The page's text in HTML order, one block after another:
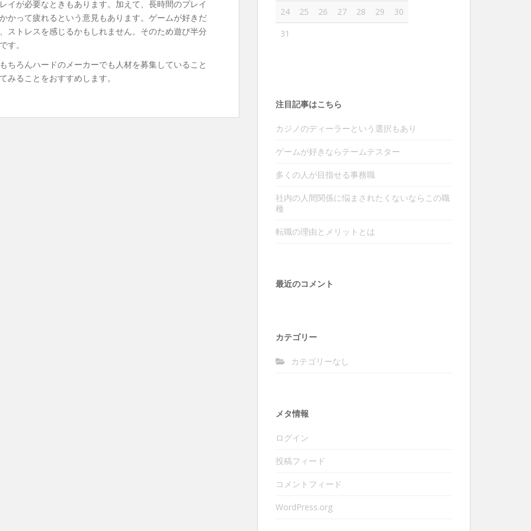
イが必要なときもあります。加えて、長時間のプレイ
かって疲れるという意見もあります。ゲームが好きだ
ストレスを感じるかもしれません。そのため遊び半分
す。
ちろんハードのメーカーでも人材を募集していること
みることをおすすめします。
24 25 26 27 28 29
30
31
注目記事はこちら
カジノのディーラーという選択もあり
ゲームが好きならテームテスター
多くの人が目指せる事務職
社内の人間関係に悩まされたくないならこの職
種
転職の理由とメリットとは
最近のコメント
カテゴリー
カテゴリーなし
メタ情報
ログイン
投稿フィード
コメントフィード
WordPress.org